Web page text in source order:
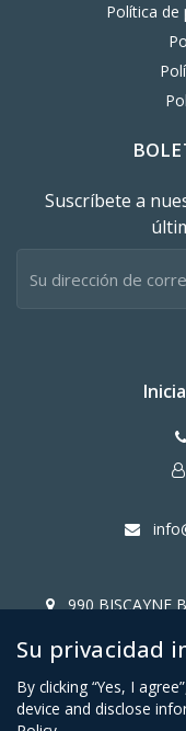
Política de
Suscríbete a
990 BISCAYNE
Copy Right
Su privacidad
By clicking “Yes, I
device and disclose